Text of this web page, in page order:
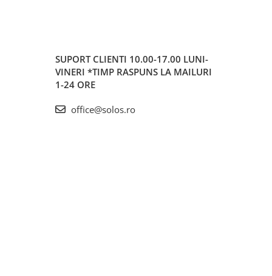
SUPORT CLIENTI 10.00-17.00 LUNI-
VINERI *TIMP RASPUNS LA MAILURI
1-24 ORE
office@solos.ro